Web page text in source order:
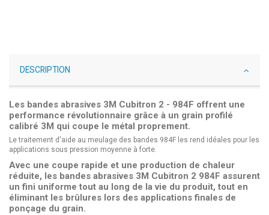
DESCRIPTION
Les bandes abrasives 3M Cubitron 2 - 984F offrent une
performance révolutionnaire grâce à un grain profilé
calibré 3M qui coupe le métal proprement.
Le traitement d'aide au meulage des bandes 984F les rend idéales pour les
applications sous pression moyenne à forte.
Avec une coupe rapide et une production de chaleur
réduite, les bandes abrasives 3M Cubitron 2 984F assurent
un fini uniforme tout au long de la vie du produit, tout en
éliminant les brûlures lors des applications finales de
ponçage du grain.